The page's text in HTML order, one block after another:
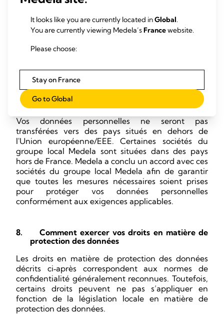
et organisationnelles appropriées, notamment des
formation du personnel, afin de garantir un niveau
de sécurité adapté au risque et de protéger les
données à caractère personnel contre tout
traitement non autorisé ou illicite et contre toute
7.
Transmission de données personnelles à
l'étranger
Vos données personnelles ne seront pas
transférées vers des pays situés en dehors de
l'Union européenne/EEE. Certaines sociétés du
groupe local Medela sont situées dans des pays
hors de France. Medela a conclu un accord avec ces
sociétés du groupe local Medela afin de garantir
que toutes les mesures nécessaires soient prises
pour protéger vos données personnelles
conformément aux exigences applicables.
8.
Comment exercer vos droits en matière de
protection des données
Les droits en matière de protection des données
décrits ci‑après correspondent aux normes de
confidentialité généralement reconnues. Toutefois,
certains droits peuvent ne pas s’appliquer en
fonction de la législation locale en matière de
protection des données.
It looks like you are currently located inGlobal.
You are currently viewing Medela’sFrancewebsite.
Please choose:
Stay on France
Go to Global